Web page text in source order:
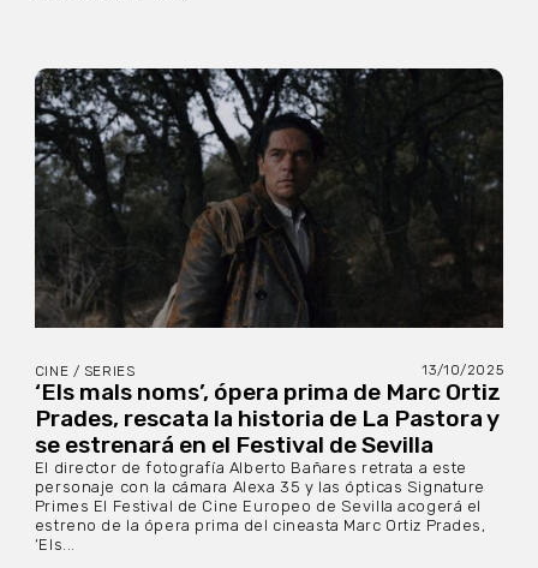
CINE / SERIES 13/10/2025
‘Els mals noms’, ópera prima de Marc Ortiz
Prades, rescata la historia de La Pastora y
se estrenará en el Festival de Sevilla
El director de fotografía Alberto Bañares retrata a este
personaje con la cámara Alexa 35 y las ópticas Signature
Primes El Festival de Cine Europeo de Sevilla acogerá el
estreno de la ópera prima del cineasta Marc Ortiz Prades,
‘Els...